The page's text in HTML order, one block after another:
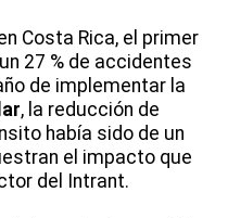
Costa Rica, el primer
27 % de accidentes
de implementar la
, la reducción de
había sido de un
el impacto que
del Intrant.